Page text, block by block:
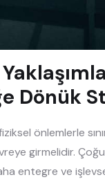
Dönük
önlemlerle
girmelidir.
entegre ve